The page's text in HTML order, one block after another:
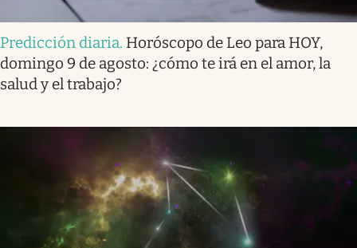
Predicción diaria. Horóscopo de Leo para HOY,
domingo 9 de agosto: ¿cómo te irá en el amor, la
salud y el trabajo?